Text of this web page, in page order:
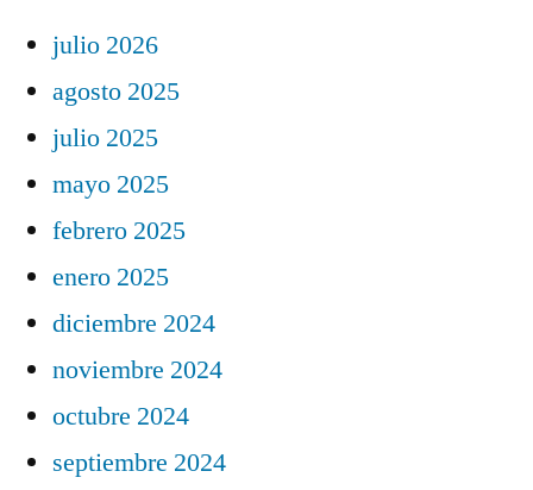
julio 2026
agosto 2025
julio 2025
mayo 2025
febrero 2025
enero 2025
diciembre 2024
noviembre 2024
octubre 2024
septiembre 2024